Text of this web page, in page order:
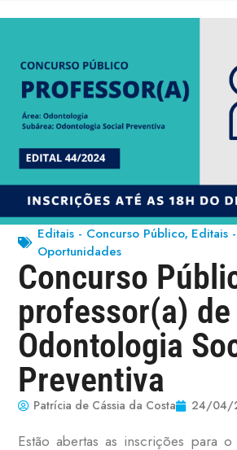
Editais - Concurso Público, Editais
Oportunidades
Concurso
professor(a) de
Odontologia
Preventiva
Patrícia de Cássia da Costa 24/04/
Estão abertas as inscrições para